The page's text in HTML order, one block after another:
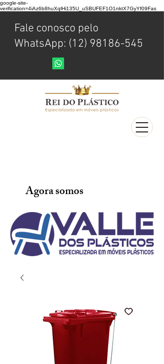
google-site-
verification=4iAz6b8huXqlHi135U_uSBUFEF1O1nktX7GyYf09Fas
Fale conosco pelo
WhatsApp: (12) 98186-545
Agora somos